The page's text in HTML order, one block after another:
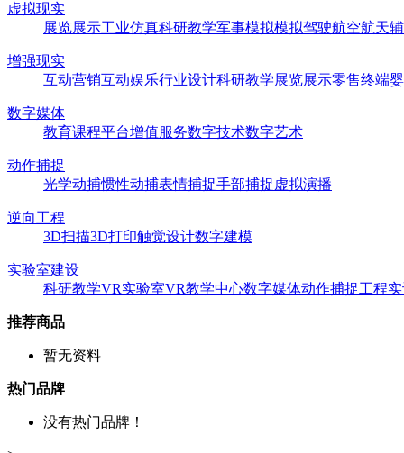
虚拟现实
展览展示工业仿真科研教学军事模拟模拟驾驶航空航天
增强现实
互动营销互动娱乐行业设计科研教学展览展示零售终端
数字媒体
教育课程平台增值服务数字技术数字艺术
动作捕捉
光学动捕惯性动捕表情捕捉手部捕捉 虚拟演播
逆向工程
3D扫描3D打印触觉设计数字建模
实验室建设
科研教学VR实验室VR教学中心数字媒体动作捕捉工程
推荐商品
暂无资料
热门品牌
没有热门品牌！